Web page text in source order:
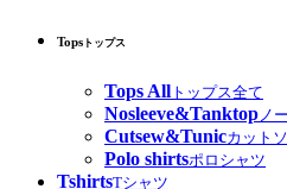
Tops トップス
Tops All トップス全て
Nosleeve&Tanktopノ
Cutsew&Tunicカット
Polo shirtsポロシャツ
TshirtsTシャツ